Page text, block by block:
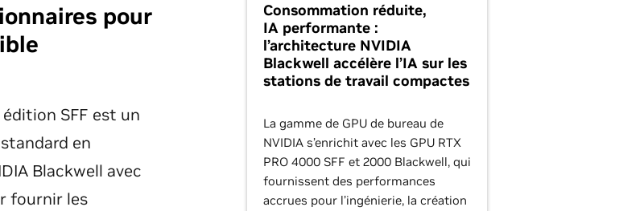
pour
SFF est un
en
Blackwell avec
fournir les
Consommation réduite,
IA performante :
l’architecture NVIDIA
Blackwell accélère l’IA sur les
stations de travail compactes
La gamme de GPU de bureau de
NVIDIA s’enrichit avec les GPU RTX
PRO 4000 SFF et 2000 Blackwell, qui
fournissent des performances
accrues pour l’ingénierie, la création